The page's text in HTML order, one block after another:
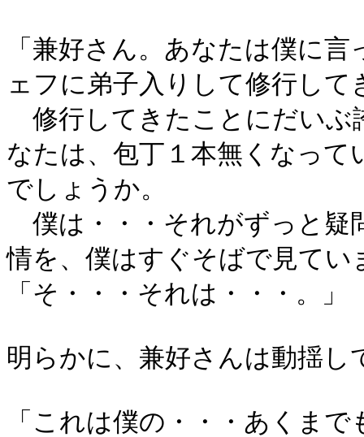
「兼好さん。あなたは僕に
ェフに弟子入りして修行して
修行してきたことにだいぶ
なたは、包丁１本無くなっ
でしょうか。
僕は・・・それがずっと疑
情を、僕はすぐそばで見て
「そ・・・それは・・・。」
明らかに、兼好さんは動揺し
「これは僕の・・・あくま